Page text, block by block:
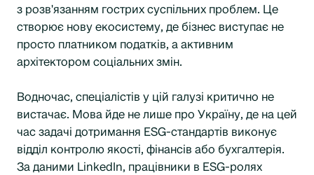
з розв'язанням гострих суспільних проблем. Це
створює нову екосистему, де бізнес виступає не
просто платником податків, а активним
архітектором соціальних змін.
Водночас, спеціалістів у цій галузі критично не
вистачає. Мова йде не лише про Україну, де на цей
час задачі дотримання ESG-стандартів виконує
відділ контролю якості, фінансів або бухгалтерія.
За даними LinkedIn, працівники в ESG-ролях